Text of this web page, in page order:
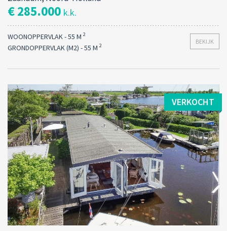
€ 285.000 k.k.
BEKIJK
WOONOPPERVLAK - 55 M 2
GRONDOPPERVLAK (M2) - 55 M 2
VERKOCHT